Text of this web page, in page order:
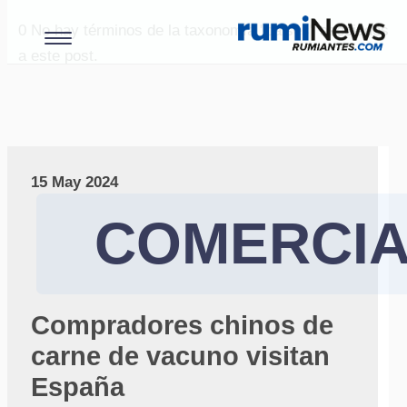
No hay términos de la taxonomía "paises" asociados
15 May 2024
Compradores chinos de
carne de vacuno visitan
España